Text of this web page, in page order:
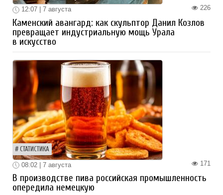
226
12:07 | 7 августа
Каменский авангард: как скульптор Данил Козлов
превращает индустриальную мощь Урала
в искусство
СТАТИСТИКА
171
08:02 | 7 августа
В производстве пива российская промышленность
опередила немецкую